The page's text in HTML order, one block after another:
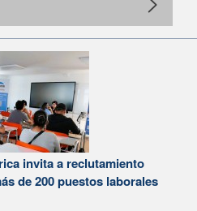
invita a reclutamiento
de 200 puestos laborales